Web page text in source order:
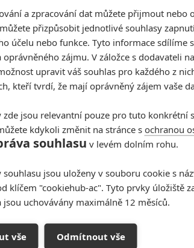
filmů pofrčí přímo na VOD. Současně
kinodistribuce už nepodívají, jelikož studia
kina zajímat i fanoušky v Evropě -
a do velké míry rozhodují o tom, co
a jakým způsobem následně dané filmy
Další
a zpracování dat můžete přijmout
přizpůsobit jednotlivé souhlasy
účelu nebo funkce. Tyto informace sdílíme
oprávněného zájmu. V záložce s dodavateli
upravit váš souhlas pro každého z
kteří tvrdí, že mají oprávněný zájem vaše
zde jsou relevantní pouze pro tuto konkrétní
kdykoli změnit na stránce s ochranou
souhlasu v levém dolním rohu.
souhlasu jsou uloženy v souboru cookie s
klíčem "cookiehub-ac". Tyto prvky úložiště
jsou uchovávány maximálně 12 měsíců.
vše Odmítnout vše